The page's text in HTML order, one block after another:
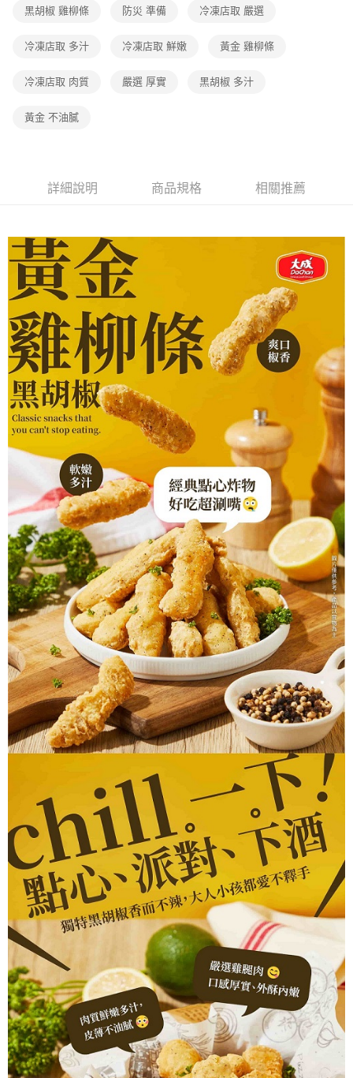
黑胡椒 雞柳條 防災 準備 冷凍店取 嚴選
冷凍店取 多汁 冷凍店取 鮮嫩 黃金 雞柳條
冷凍店取 肉質 嚴選 厚實 黑胡椒 多汁
黃金 不油膩
詳細說明 商品規格 相關推薦